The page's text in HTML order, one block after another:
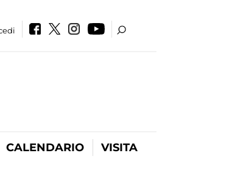
CALENDARIO VISITA